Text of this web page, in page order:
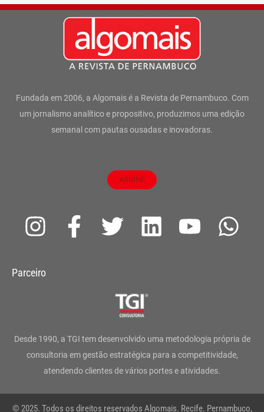
Fundada em 2006, a Algomais é a Revista de Pernambuco. Com
um jornalismo analítico e propositivo, produzimos uma edição
semanal com pautas ousadas e inovadoras.
ASSINE
I
s
g
r
a
m
F
a
o
o
k
-
T
t
e
r
L
d
i
n
Y
b
e
W
a
p
Parceiro
Desde 1990, a TGI tem desenvolvido uma metodologia própria de
consultoria em gestão estratégica para a competitividade,
atendendo clientes de vários portes e atividades.
© 2025. Todos os direitos reservados Algomais. Recife. Pernambuco,